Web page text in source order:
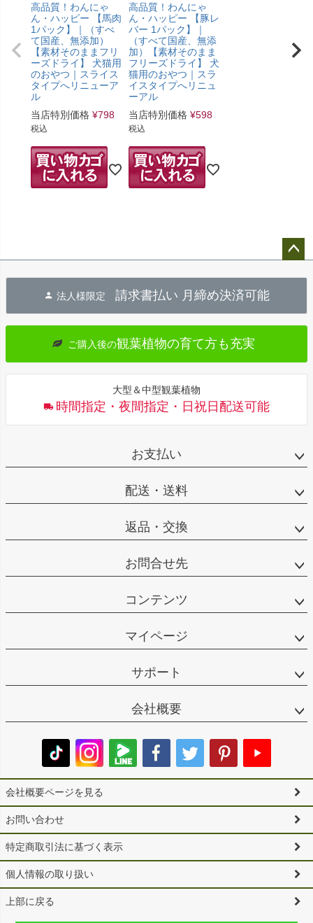
高品質！わんにゃ
ん・ハッピー 【馬肉
1パック】｜（すべ
て国産、無添加）
【素材そのままフリ
ーズドライ】 犬猫用
のおやつ｜スライス
タイプへリニューア
ル
当店特別価格 ¥798
税込
高品質！わんにゃ
ん・ハッピー 【豚レ
バー 1パック】｜
（すべて国産、無添
加）【素材そのまま
フリーズドライ】 犬
猫用のおやつ｜スラ
イスタイプへリニュ
ーアル
当店特別価格 ¥598
税込
へ
法人様限定 請求書払い 月締め決済可能
ご購入後の観葉植物の育て方も充実
大型＆中型観葉植物
時間指定・夜間指定・日祝日配送可能
お支払い
配送・送料
返品・交換
お問合せ先
コンテンツ
マイページ
サポート
会社概要
会社概要ページを見る
お問い合わせ
特定商取引法に基づく表示
個人情報の取り扱い
上部に戻る